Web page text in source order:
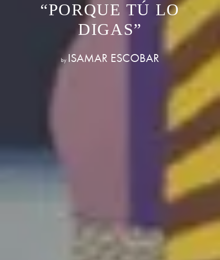
“PORQUE TÚ LO
DIGAS”
by ISAMAR ESCOBAR